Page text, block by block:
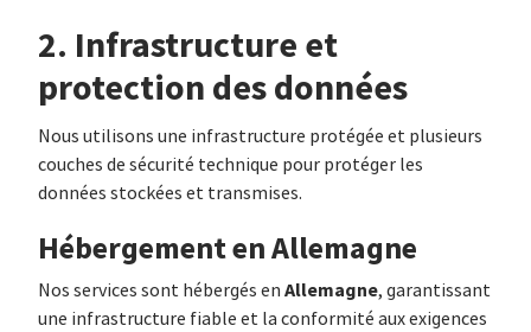
2. Infrastructure et
protection des données
Nous utilisons une infrastructure protégée et plusieurs
couches de sécurité technique pour protéger les
données stockées et transmises.
Hébergement en Allemagne
Nos services sont hébergés en Allemagne, garantissant
une infrastructure fiable et la conformité aux exigences